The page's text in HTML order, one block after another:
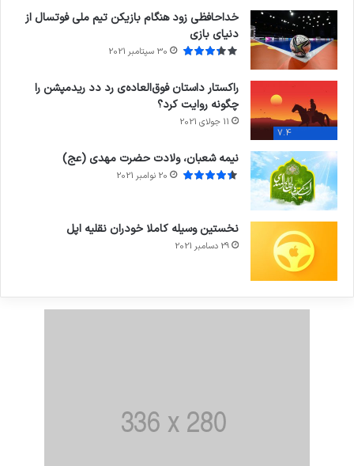
خداحافظی زود هنگام بازیکن تیم ملی فوتسال از
دنیای بازی
30 سپتامبر 2021
7.4
راکستار داستان فوق‌العاده‌ی رد دد ریدمپشن را
چگونه روایت کرد؟
11 جولای 2021
نیمه شعبان، ولادت حضرت مهدی (عج)
20 نوامبر 2021
نخستین وسیله کاملا خودران نقلیه اپل
29 دسامبر 2021